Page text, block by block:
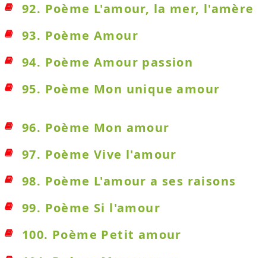
92. Poème L'amour, la mer, l'amère
93. Poème Amour
94. Poème Amour passion
95. Poème Mon unique amour
96. Poème Mon amour
97. Poème Vive l'amour
98. Poème L'amour a ses raisons
99. Poème Si l'amour
100. Poème Petit amour